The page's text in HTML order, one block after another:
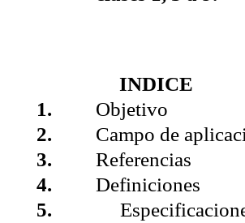
INDICE
1. Objetivo
2. Campo de
3. Referencias
4. Definiciones
5.